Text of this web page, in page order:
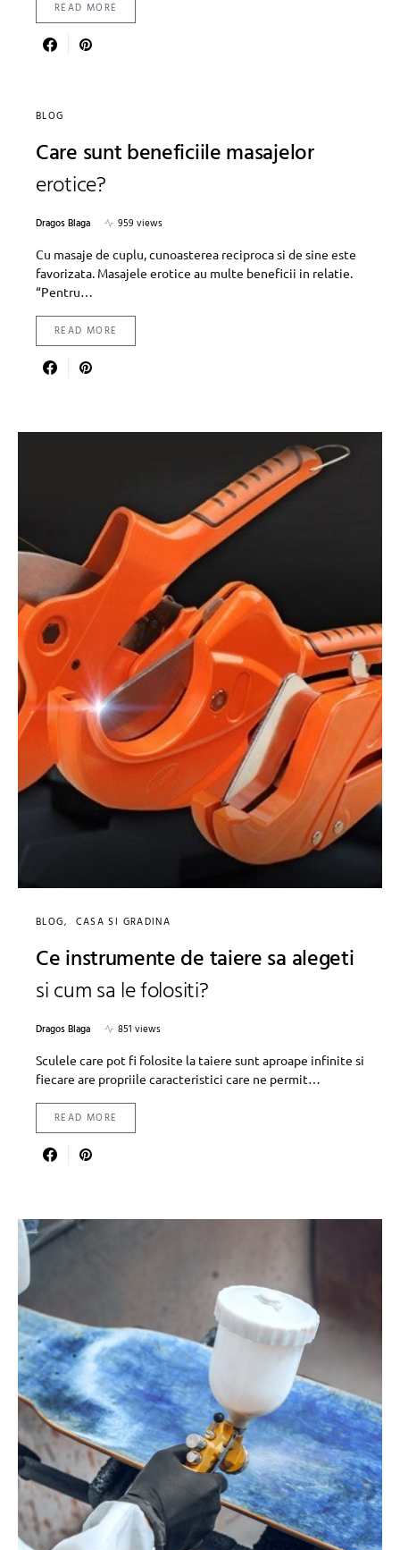
READ MORE
BLOG
Care sunt beneficiile masajelor
erotice?
Dragos Blaga
959 views
Cu masaje de cuplu, cunoasterea reciproca si de sine este
favorizata. Masajele erotice au multe beneficii in relatie.
“Pentru…
READ MORE
BLOG CASA SI GRADINA
Ce instrumente de taiere sa alegeti
si cum sa le folositi?
Dragos Blaga
851 views
Sculele care pot fi folosite la taiere sunt aproape infinite si
fiecare are propriile caracteristici care ne permit…
READ MORE